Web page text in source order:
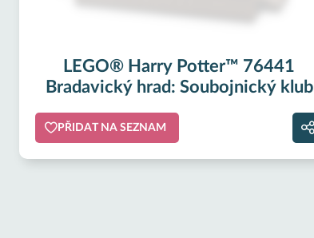
LEGO® Harry Potter™ 76441
Bradavický hrad: Soubojnický klub
PŘIDAT NA SEZNAM